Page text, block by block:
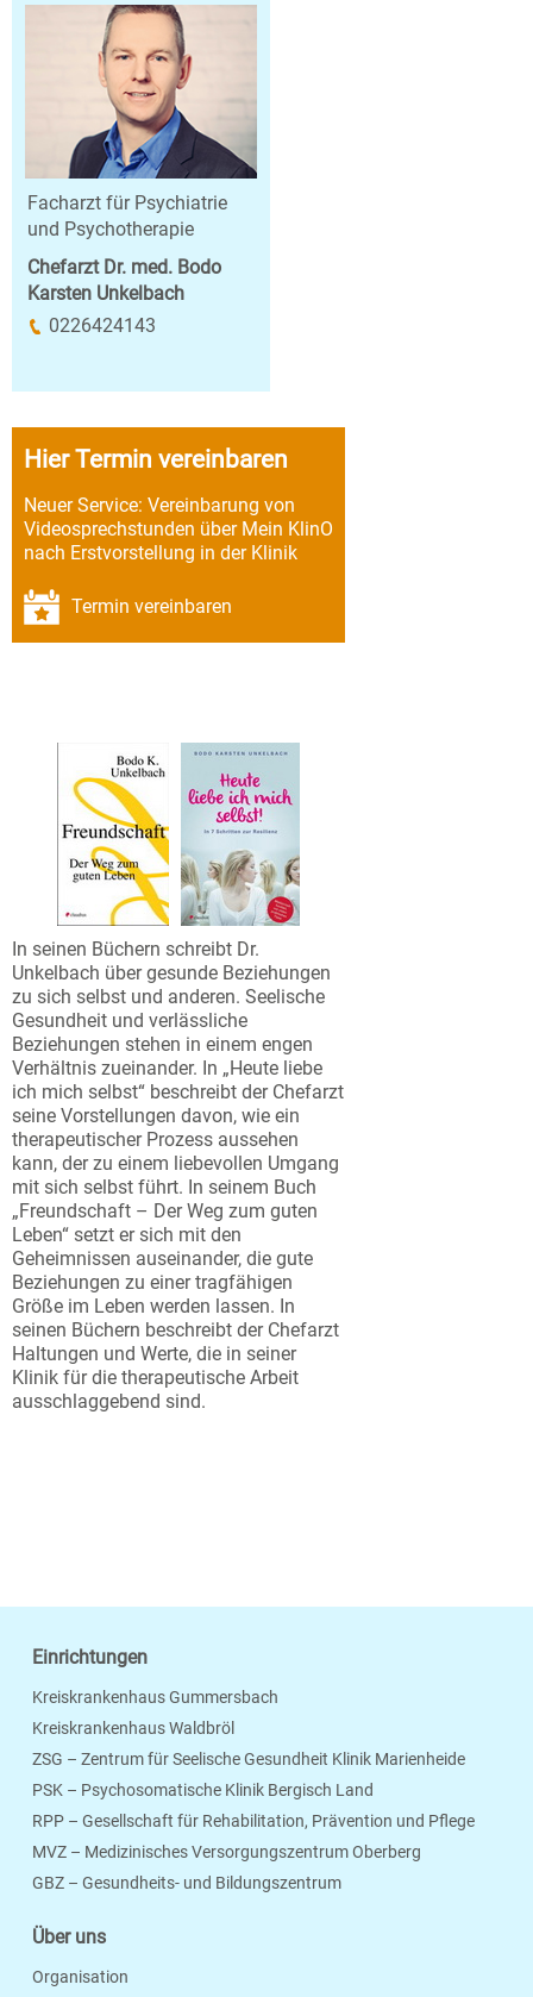
Facharzt für Psychiatrie
und Psychotherapie
Chefarzt Dr. med. Bodo
Karsten Unkelbach
0226424143
Hier Termin vereinbaren
Neuer Service: Vereinbarung von
Videosprechstunden über Mein KlinO
nach Erstvorstellung in der Klinik
Termin vereinbaren
In seinen Büchern schreibt Dr.
Unkelbach über gesunde Beziehungen
zu sich selbst und anderen. Seelische
Gesundheit und verlässliche
Beziehungen stehen in einem engen
Verhältnis zueinander. In „Heute liebe
ich mich selbst“ beschreibt der Chefarzt
seine Vorstellungen davon, wie ein
therapeutischer Prozess aussehen
kann, der zu einem liebevollen Umgang
mit sich selbst führt. In seinem Buch
„Freundschaft – Der Weg zum guten
Leben“ setzt er sich mit den
Geheimnissen auseinander, die gute
Beziehungen zu einer tragfähigen
Größe im Leben werden lassen. In
seinen Büchern beschreibt der Chefarzt
Haltungen und Werte, die in seiner
Klinik für die therapeutische Arbeit
ausschlaggebend sind.
Seite Drucken
Einrichtungen
Kreiskrankenhaus Gummersbach
Kreiskrankenhaus Waldbröl
ZSG – Zentrum für Seelische Gesundheit Klinik Marienheide
PSK – Psychosomatische Klinik Bergisch Land
RPP – Gesellschaft für Rehabilitation, Prävention und Pflege
MVZ – Medizinisches Versorgungszentrum Oberberg
GBZ – Gesundheits- und Bildungszentrum
Über uns
Organisation